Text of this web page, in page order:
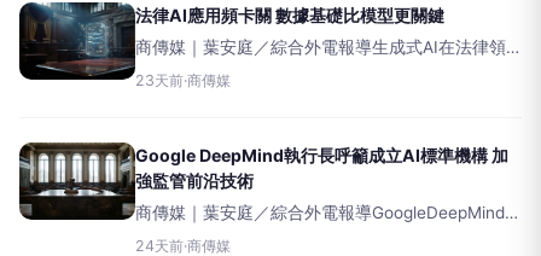
法律AI應用頻卡關 數據基礎比模型更關鍵
商傳媒｜葉安庭／綜合外電報導生成式AI在法律領
域的應用持續受企業法律團隊關注，然而許多投資
有三
23天前·商傳媒
Google DeepMind執行長呼籲成立AI標準機構 加
強監管前沿技術
商傳媒｜葉安庭／綜合外電報導GoogleDeepMind執
行長德米斯·哈薩比斯（DemisHassabis）週二再度
24天前·商傳媒